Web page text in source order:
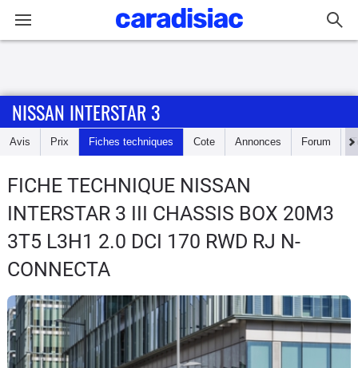
Accueil
Essais
Guide
d'achat
Electriques
Utilitaires
NISSAN INTERSTAR 3
Avis Prix Fiches techniques Cote Annonces Forum
FICHE TECHNIQUE NISSAN
INTERSTAR 3 III CHASSIS BOX 20M3
3T5 L3H1 2.0 DCI 170 RWD RJ N-
CONNECTA